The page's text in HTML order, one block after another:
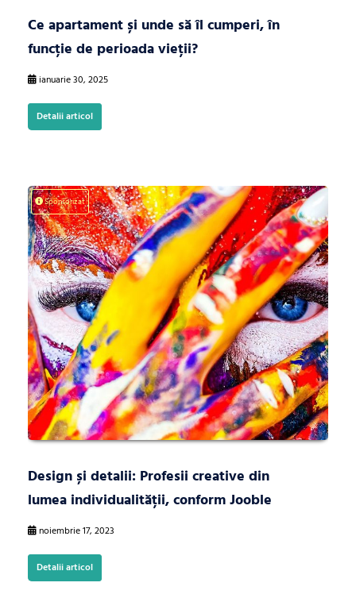
Ce apartament și unde să îl cumperi, în
funcție de perioada vieții?
ianuarie 30, 2025
Detalii articol
Sponsorizat
Design și detalii: Profesii creative din
lumea individualității, conform Jooble
noiembrie 17, 2023
Detalii articol